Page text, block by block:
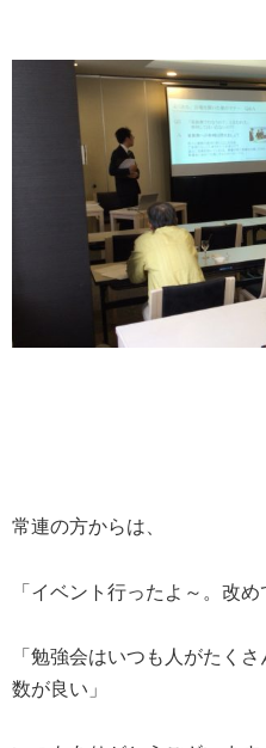
常連の方からは、
「イベント行ったよ～。改
「勉強会はいつも人がたく
数が良い」